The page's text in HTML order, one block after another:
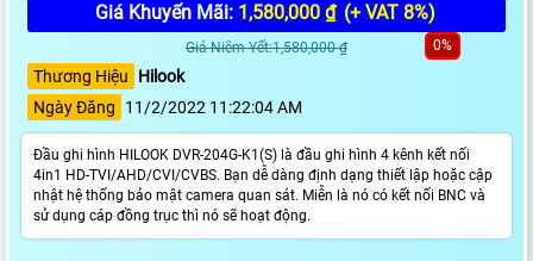
Giá Khuyến Mãi: 1,580,000 ₫ (+ VAT 8%)
Giá Niêm Yết:1,580,000 ₫ 0%
Thương Hiệu
Hilook
Ngày Đăng
11/2/2022 11:22:04 AM
Đầu ghi hình HILOOK DVR-204G-K1(S) là đầu ghi hình 4 kênh kết nối
4in1 HD-TVI/AHD/CVI/CVBS. Bạn dễ dàng định dạng thiết lập hoặc cập
nhật hệ thống bảo mật camera quan sát. Miễn là nó có kết nối BNC và
sử dụng cáp đồng trục thì nó sẽ hoạt động.